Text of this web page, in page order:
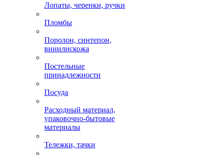
Лопаты, черенки, ручки
Пломбы
Поролон, синтепон,
винилискожа
Постельные
принадлежности
Посуда
Расходный материал,
упаковочно-бытовые
материалы
Тележки, тачки